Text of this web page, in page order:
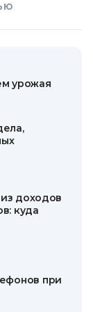
урожая
доходов
куда
при